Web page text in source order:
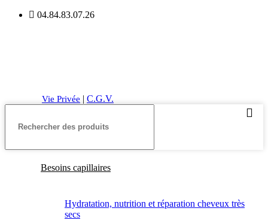
04.84.83.07.26
Vie Privée | C.G.V.
Besoins capillaires
Hydratation, nutrition et réparation cheveux très
secs